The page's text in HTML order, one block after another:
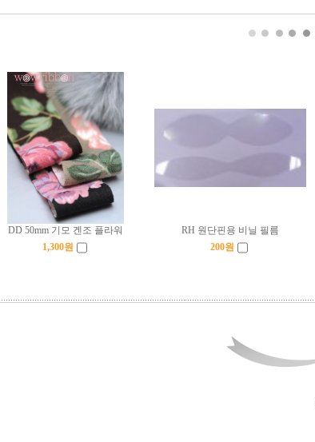
DD 50mm 기모 겐조 플라워 RH 원단핀용 비닐 필름
1,300원 200원